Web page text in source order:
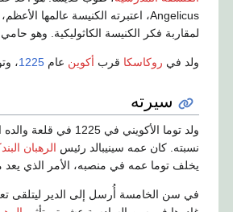
Angelicus، اعتبرته الكنيسة عالمها الأعظم، وظلت فلسفته
لمقاربة فكر الكنيسة الكاثوليكية. وهو
ولد في روكاسكا قرب أكوين عام 1225،
سيرته
ولد توما الأكويني في 1225 في قلعة والده الكونت لاندوفل روكاسكا قرب أكوين في مملكة
نسبته. كان عمه سينيبالد رئيس الرهبان
يخلف توما عمه في منصبه، الأمر الذي يعد
في سن الخامسة أُرسل إلى الدير ليتلقى